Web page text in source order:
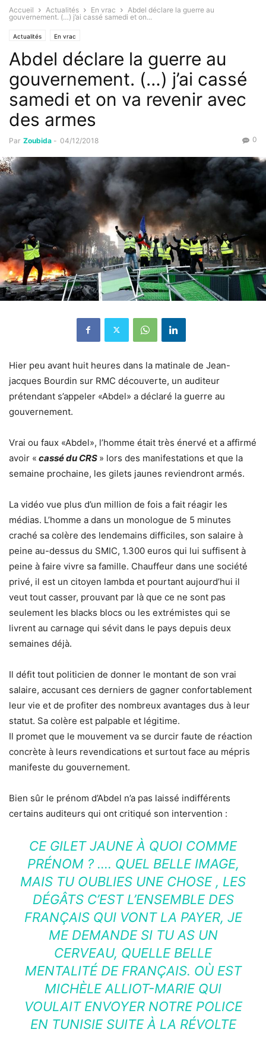
Accueil Actualités En vrac
Abdel déclare la guerre au
gouvernement. (…) j’ai cassé samedi et on...
Actualités En vrac
Abdel déclare la guerre au
gouvernement. (…) j’ai cassé
samedi et on va revenir avec
des armes
Par Zoubida - 04/12/2018 0
Hier peu avant huit heures dans la matinale de Jean-
jacques Bourdin sur RMC découverte, un auditeur
prétendant s’appeler «Abdel» a déclaré la guerre au
gouvernement.
Vrai ou faux «Abdel», l’homme était très énervé et a affirmé
avoir « cassé du CRS » lors des manifestations et que la
semaine prochaine, les gilets jaunes reviendront armés.
La vidéo vue plus d’un million de fois a fait réagir les
médias. L’homme a dans un monologue de 5 minutes
craché sa colère des lendemains difficiles, son salaire à
peine au-dessus du SMIC, 1.300 euros qui lui suffisent à
peine à faire vivre sa famille. Chauffeur dans une société
privé, il est un citoyen lambda et pourtant aujourd’hui il
veut tout casser, prouvant par là que ce ne sont pas
seulement les blacks blocs ou les extrémistes qui se
livrent au carnage qui sévit dans le pays depuis deux
semaines déjà.
Il défit tout politicien de donner le montant de son vrai
salaire, accusant ces derniers de gagner confortablement
leur vie et de profiter des nombreux avantages dus à leur
statut. Sa colère est palpable et légitime.
Il promet que le mouvement va se durcir faute de réaction
concrète à leurs revendications et surtout face au mépris
manifeste du gouvernement.
Bien sûr le prénom d’Abdel n’a pas laissé indifférents
certains auditeurs qui ont critiqué son intervention :
CE GILET JAUNE À QUOI COMME
PRÉNOM ? …. QUEL BELLE IMAGE,
MAIS TU OUBLIES UNE CHOSE , LES
DÉGÂTS C’EST L’ENSEMBLE DES
FRANÇAIS QUI VONT LA PAYER, JE
ME DEMANDE SI TU AS UN
CERVEAU, QUELLE BELLE
MENTALITÉ DE FRANÇAIS. OÙ EST
MICHÈLE ALLIOT-MARIE QUI
VOULAIT ENVOYER NOTRE POLICE
EN TUNISIE SUITE À LA RÉVOLTE